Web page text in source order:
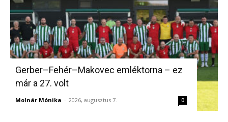
Gerber–Fehér–Makovec emléktorna – ez
már a 27. volt
Molnár Mónika - 2026, augusztus 7. 0